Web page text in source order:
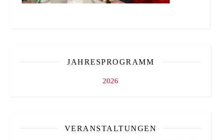
JAHRESPROGRAMM
2026
VERANSTALTUNGEN